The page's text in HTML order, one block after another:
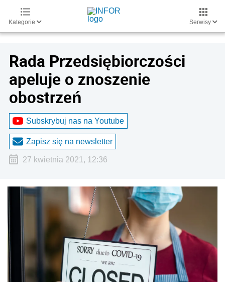
Kategorie Serwisy
Rada Przedsiębiorczości
apeluje o znoszenie
obostrzeń
Subskrybuj nas na Youtube
Zapisz się na newsletter
27 kwietnia 2021, 12:36